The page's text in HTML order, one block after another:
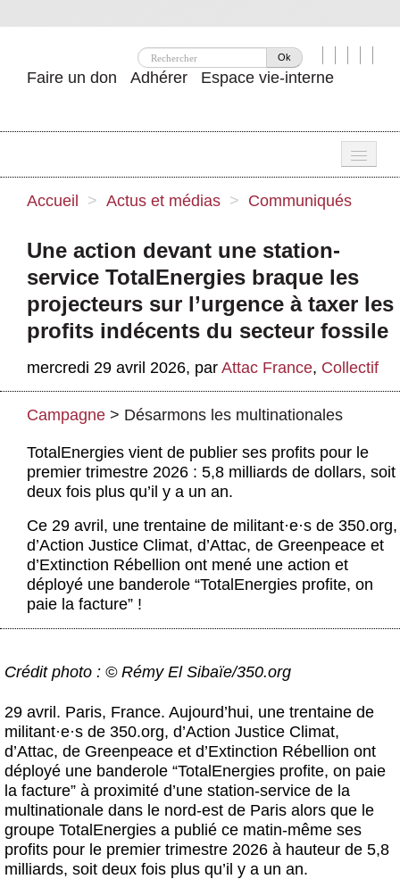
Ok
Faire un don Adhérer Espace vie-interne
Nos idées
Se mobiliser
Publications
Agenda
Actus et médias
Boutique
Accueil > Actus et médias > Communiqués
Une action devant une station-
service TotalEnergies braque les
projecteurs sur l’urgence à taxer les
profits indécents du secteur fossile
mercredi 29 avril 2026, par Attac France, Collectif
Campagne > Désarmons les multinationales
TotalEnergies vient de publier ses profits pour le
premier trimestre 2026 : 5,8 milliards de dollars, soit
deux fois plus qu’il y a un an.
Ce 29 avril, une trentaine de militant·e·s de 350.org,
d’Action Justice Climat, d’Attac, de Greenpeace et
d’Extinction Rébellion ont mené une action et
déployé une banderole “TotalEnergies profite, on
paie la facture” !
Crédit photo : © Rémy El Sibaïe/350.org
29 avril. Paris, France. Aujourd’hui, une trentaine de
militant·e·s de 350.org, d’Action Justice Climat,
d’Attac, de Greenpeace et d’Extinction Rébellion ont
déployé une banderole “TotalEnergies profite, on paie
la facture” à proximité d’une station-service de la
multinationale dans le nord-est de Paris alors que le
groupe TotalEnergies a publié ce matin-même ses
profits pour le premier trimestre 2026 à hauteur de 5,8
milliards, soit deux fois plus qu’il y a un an.